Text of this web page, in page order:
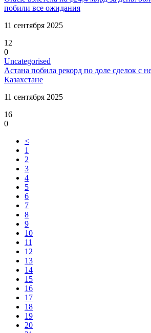
побили все ожидания
11 сентября 2025
12
0
Uncategorised
Астана побила рекорд по доле сделок с
Казахстане
11 сентября 2025
16
0
<
1
2
3
4
5
6
7
8
9
10
11
12
13
14
15
16
17
18
19
20